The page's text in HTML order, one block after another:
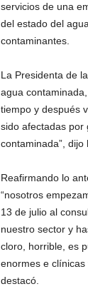
servicios de una
del estado del
contaminantes.
La Presidenta de
agua
tiempo y después
sido afectadas por
contaminada”, dijo
Reafirmando lo
“nosotros
13 de julio al
nuestro sector y
cloro, horrible, es
enormes e clínicas
destacó.